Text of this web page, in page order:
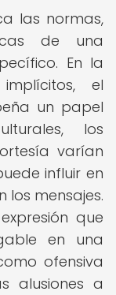
las normas,
de una
En la
el
un papel
los
varían
influir en
los mensajes.
que
en una
ofensiva
alusiones a